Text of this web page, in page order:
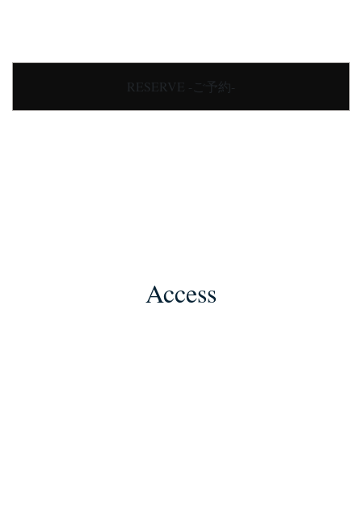
RESERVE -ご予約-
Access